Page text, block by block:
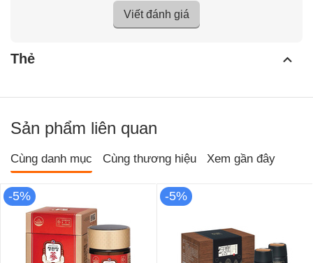
Viết đánh giá
Thẻ
Sản phẩm liên quan
Cùng danh mục Cùng thương hiệu Xem gần đây
-5% -5%